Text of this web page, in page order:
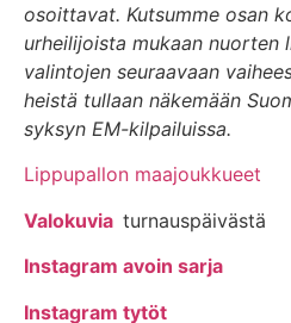
osoittavat. Kutsumme osan
urheilijoista mukaan nuorten
valintojen seuraavaan
heistä tullaan näkemään
syksyn EM-kilpailuissa.
Lippupallon maajoukkueet
Valokuvia turnauspäivästä
Instagram avoin sarja
Instagram tytöt